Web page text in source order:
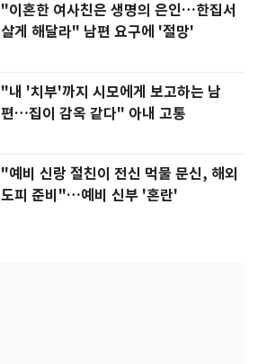
"이혼한 여사친은 생명의 은인…한집서
살게 해달라" 남편 요구에 '절망'
"내 '치부'까지 시모에게 보고하는 남
편…집이 감옥 같다" 아내 고통
"예비 신랑 절친이 전신 먹물 문신, 해외
도피 준비"…예비 신부 '혼란'